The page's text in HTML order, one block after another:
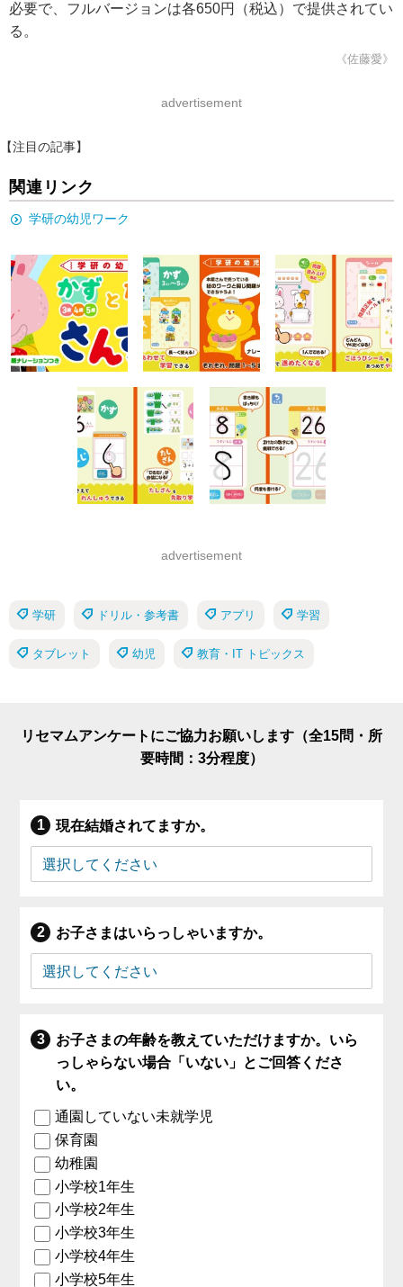
必要で、フルバージョンは各650円（税込）で提供されてい
る。
《佐藤愛》
advertisement
【注目の記事】
関連リンク
学研の幼児ワーク
advertisement
学研 ドリル・参考書 アプリ 学習
タブレット 幼児 教育・IT トピックス
リセマムアンケートにご協力お願いします（全15問・所
要時間：3分程度）
現在結婚されてますか。
お子さまはいらっしゃいますか。
お子さまの年齢を教えていただけますか。いら
っしゃらない場合「いない」とご回答くださ
い。
通園していない未就学児
保育園
幼稚園
小学校1年生
小学校2年生
小学校3年生
小学校4年生
小学校5年生